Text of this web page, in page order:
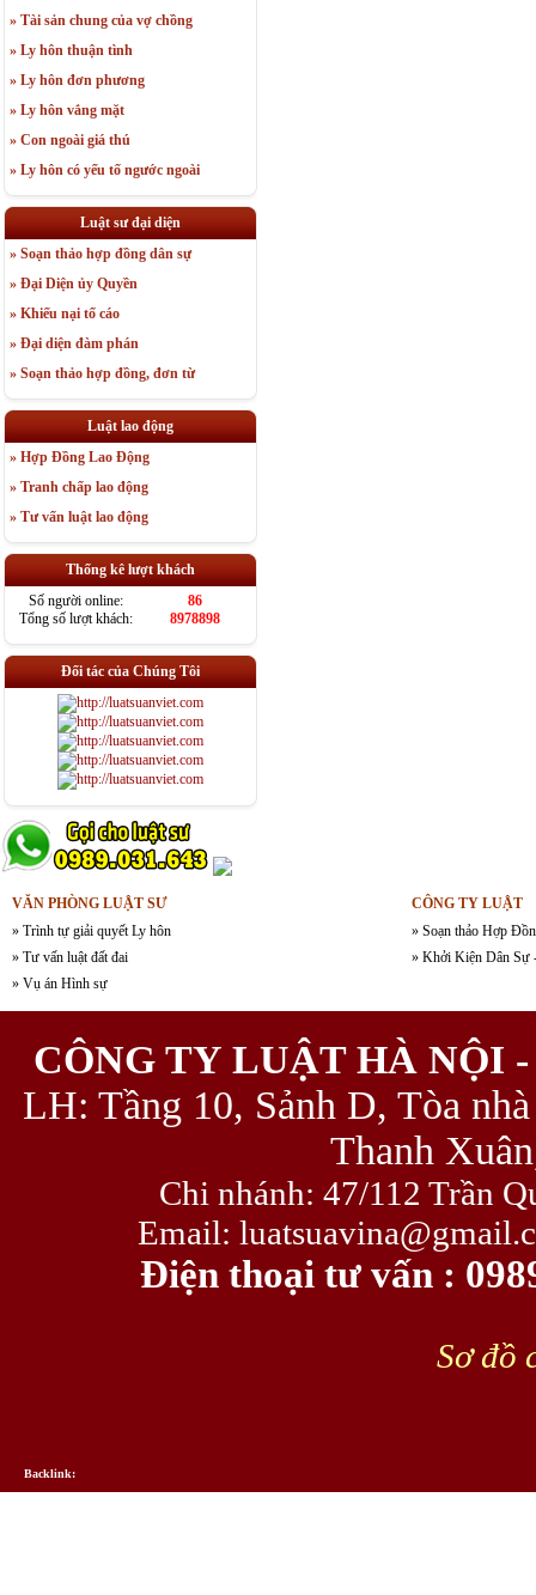
» Tài sản chung của vợ chồng
» Ly hôn thuận tình
» Ly hôn đơn phương
» Ly hôn vắng mặt
» Con ngoài giá thú
» Ly hôn có yếu tố ngước ngoài
Luật sư đại diện
» Soạn thảo hợp đồng dân sự
» Đại Diện ủy Quyền
» Khiếu nại tố cáo
» Đại diện đàm phán
» Soạn thảo hợp đồng, đơn từ
Luật lao động
» Hợp Đồng Lao Động
» Tranh chấp lao động
» Tư vấn luật lao động
Thống kê lượt khách
Số người online:
86
Tổng số lượt khách:
8978898
Đối tác của Chúng Tôi
VĂN PHÒNG LUẬT SƯ
» Trình tự giải quyết Ly hôn
» Tư vấn luật đất đai
» Vụ án Hình sự
CÔNG TY LUẬT
» Soạn thảo Hợp
» Khởi Kiện Dân Sự
CÔNG TY LUẬT HÀ NỘI
LH: Tầng 10, Sảnh D, Tòa
Thanh
Chi nhánh: 47/112 Trần
Email:
Điện thoại tư vấn :
Sơ đồ
Backlink: